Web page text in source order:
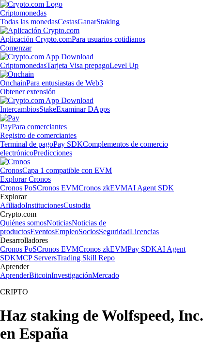
Criptomonedas
Todas las monedasCestasGanarStaking
Aplicación Crypto.comPara usuarios cotidianos
Comenzar
CriptomonedasTarjeta Visa prepagoLevel Up
OnchainPara entusiastas de Web3
Obtener extensión
IntercambiosStakeExaminar DApps
PayPara comerciantes
Registro de comerciantes
Terminal de pagoPay SDKComplementos de comercio
electrónicoPredicciones
CronosCapa 1 compatible con EVM
Explorar Cronos
Cronos PoSCronos EVMCronos zkEVMAI Agent SDK
Explorar
AfiliadoInstitucionesCustodia
Crypto.com
Quiénes somosNoticiasNoticias de
productosEventosEmpleoSociosSeguridadLicencias
Desarrolladores
Cronos PoSCronos EVMCronos zkEVMPay SDKAI Agent
SDKMCP ServersTrading Skill Repo
Aprender
AprenderBitcoinInvestigaciónMercado
CRIPTO
Haz staking de Wolfspeed, Inc.
en España